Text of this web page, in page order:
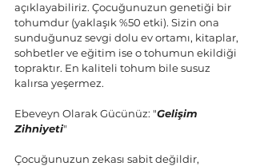
açıklayabiliriz. Çocuğunuzun genetiği bir
tohumdur (yaklaşık %50 etki). Sizin ona
sunduğunuz sevgi dolu ev ortamı, kitaplar,
sohbetler ve eğitim ise o tohumun ekildiği
topraktır. En kaliteli tohum bile susuz
kalırsa yeşermez.
Ebeveyn Olarak Gücünüz: "Gelişim
Zihniyeti"
Çocuğunuzun zekası sabit değildir,